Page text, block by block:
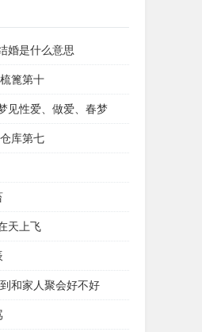
婚是什么意思
篦第十
见性爱、做爱、春梦
库第七
天上飞
和家人聚会好不好